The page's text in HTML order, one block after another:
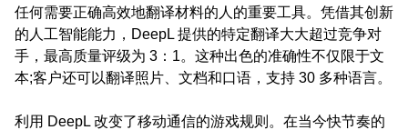
任何需要正确高效地翻译材料的人的重要工具。凭借其创新
的人工智能能力，DeepL 提供的特定翻译大大超过竞争对
手，最高质量评级为 3：1。这种出色的准确性不仅限于文
本;客户还可以翻译照片、文档和口语，支持 30 多种语言。
利用 DeepL 改变了移动通信的游戏规则。在当今快节奏的